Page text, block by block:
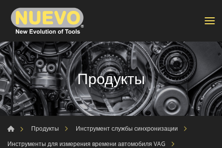
Продукты
Продукты
Инструмент службы синхронизации
Инструменты для измерения времени автомобиля VAG